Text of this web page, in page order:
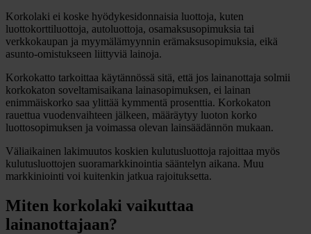
Korkolaki ei koske hyödykesidonnaisia luottoja, kuten
luottokorttiluottoja, autoluottoja, osamaksusopimuksia tai
verkkokaupan ja myymälämyynnin erämaksusopimuksia, eikä
asunto-omistukseen liittyviä lainoja.
Korkokatto tarkoittaa käytännössä sitä, että jos lainanottaja solmii
korkokaton soveltamisaikana lainasopimuksen, ei lainan
enimmäiskorko saa ylittää kymmentä prosenttia. Korkokaton
rauettua vuodenvaihteen jälkeen, määräytyy luoton korko
luottosopimuksen ja voimassa olevan lainsäädännön mukaan.
Väliaikainen lakimuutos koskien kulutusluottoja rajoittaa myös
kulutusluottojen suoramarkkinointia sääntelyn aikana. Muu
markkiniointi voi kuitenkin jatkua rajoituksetta.
Miten korkolaki vaikuttaa
lainanottajaan?